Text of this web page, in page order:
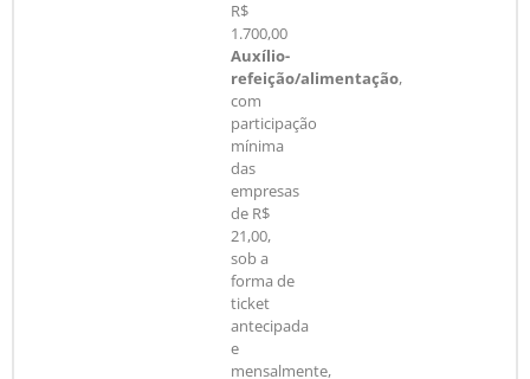
R$
1.700,00
Auxílio-
refeição/alimentação,
com
participação
mínima
das
empresas
de R$
21,00,
sob a
forma de
ticket
antecipada
e
mensalmente,